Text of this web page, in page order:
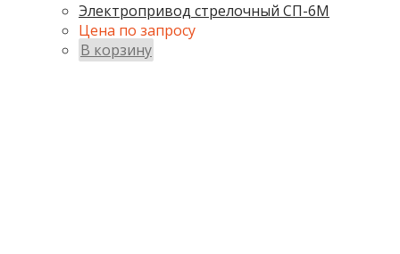
Электропривод стрелочный СП-6М
Цена по запросу
В корзину